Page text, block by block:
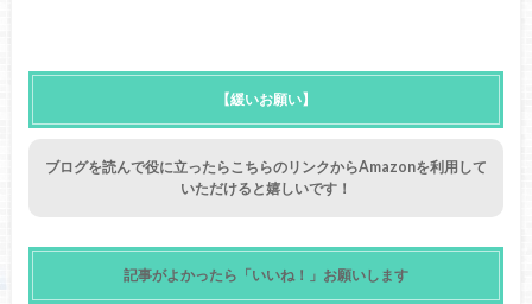
【緩いお願い】
ブログを読んで役に立ったらこちらのリンクからAmazonを利用して
いただけると嬉しいです！
記事がよかったら「いいね！」お願いします